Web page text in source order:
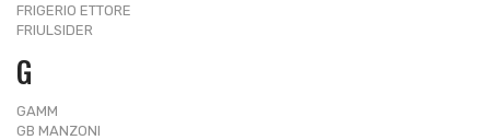
FRIGERIO ETTORE
FRIULSIDER
G
GAMM
GB MANZONI